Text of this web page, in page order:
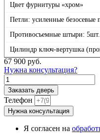
Цвет фурнитуры «хром»
Петли: усиленные безосевые
Противосъемные штыри: 5шт.
Цилиндр ключ-вертушка
67 900 руб.
Нужна консультация?
Количество
товара
С9,
панель
043
светлый
Заказать дверь
Телефон
Нужна консультация
Я согласен на